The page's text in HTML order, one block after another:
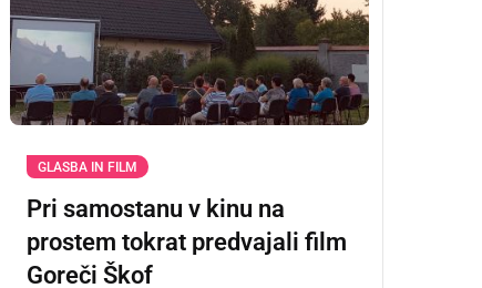
GLASBA IN FILM
Pri samostanu v kinu na
prostem tokrat predvajali film
Goreči Škof